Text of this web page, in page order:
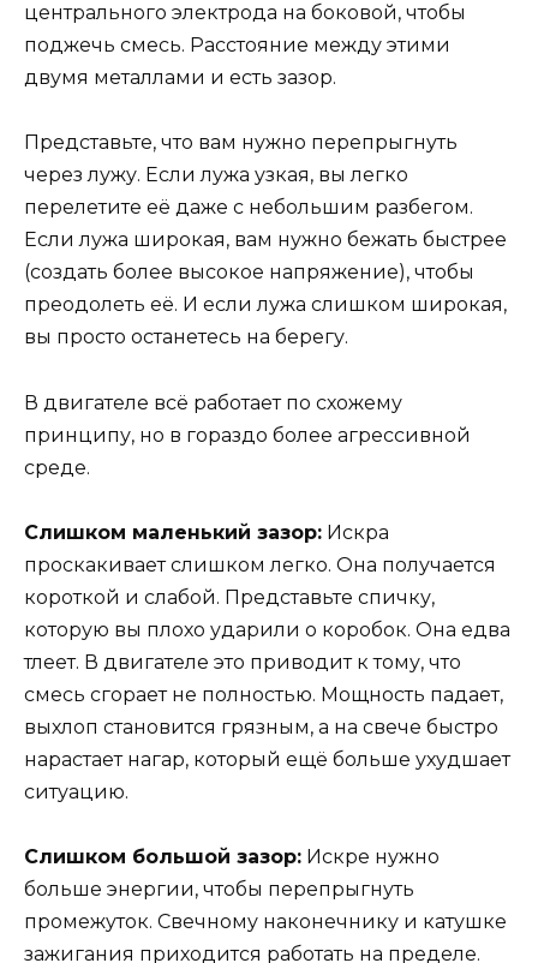
центрального электрода на боковой, чтобы
поджечь смесь. Расстояние между этими
двумя металлами и есть зазор.
Представьте, что вам нужно перепрыгнуть
через лужу. Если лужа узкая, вы легко
перелетите её даже с небольшим разбегом.
Если лужа широкая, вам нужно бежать быстрее
(создать более высокое напряжение), чтобы
преодолеть её. И если лужа слишком широкая,
вы просто останетесь на берегу.
В двигателе всё работает по схожему
принципу, но в гораздо более агрессивной
среде.
Слишком маленький зазор: Искра
проскакивает слишком легко. Она получается
короткой и слабой. Представьте спичку,
которую вы плохо ударили о коробок. Она едва
тлеет. В двигателе это приводит к тому, что
смесь сгорает не полностью. Мощность падает,
выхлоп становится грязным, а на свече быстро
нарастает нагар, который ещё больше ухудшает
ситуацию.
Слишком большой зазор: Искре нужно
больше энергии, чтобы перепрыгнуть
промежуток. Свечному наконечнику и катушке
зажигания приходится работать на пределе.